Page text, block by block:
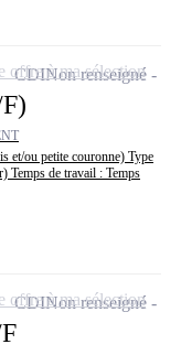
et/ou petite couronne) Type
Temps de travail : Temps
CDINon renseigné
offre à ma sélection
CDINon renseigné
offre à ma sélection